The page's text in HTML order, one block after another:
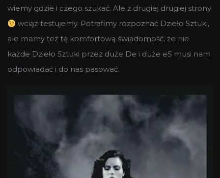
wiemy gdzie i czego szukać. Ale z drugiej drugiej strony
wciąż testujemy. Potrafimy rozpoznać Dzieło Sztuki,
ale mamy też tę komfortową świadomość, że nie
każde Dzieło Sztuki przez duże De i duże eS musi nam
odpowiadać i do nas pasować.